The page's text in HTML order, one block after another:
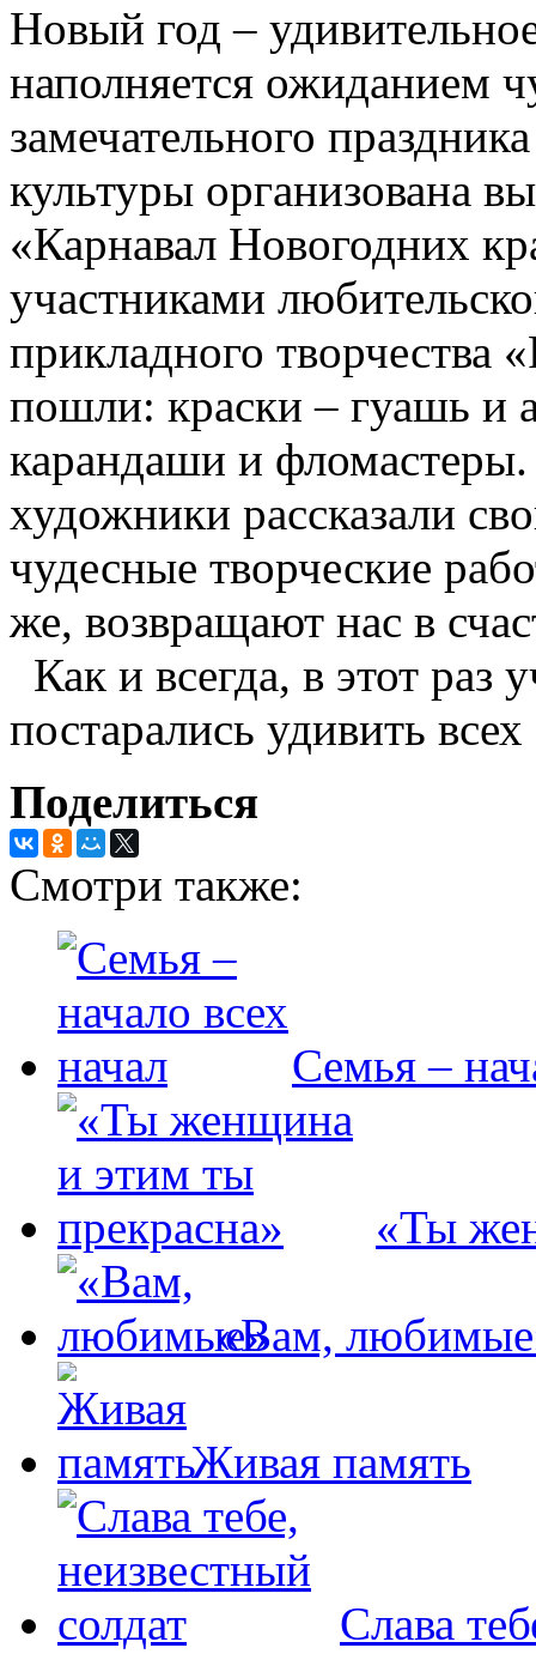
Новый год –
наполняется ожиданием
замечательного
культуры организована
«Карнавал Новогодних
участниками
прикладного творчества
пошли: краски – гуашь и
карандаши и
художники рассказали
чудесные творческие
же, возвращают нас в
Как и всегда, в этот раз
постарались удивить
Поделиться
Смотри также:
Семья –
«Ты
«Вам,
Живая память
Слава